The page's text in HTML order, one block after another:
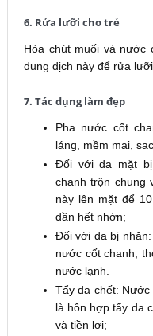
6. Rửa lưỡi cho trẻ
Hòa chút muối và nước
dung dịch này để rửa
7. Tác dụng làm đẹp
Pha nước cốt
láng, mềm mại,
Đối với da mặt
chanh trộn chung
này lên mặt để
dần hết nhờn;
Đối với da bị
nước cốt chanh,
nước lạnh.
Tẩy da chết:
là hôn hợp tẩy da
và tiền lợi;